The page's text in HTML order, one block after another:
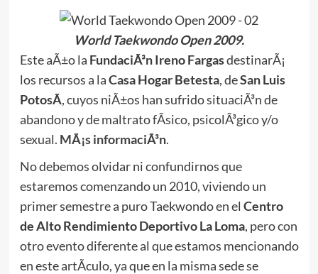
World Taekwondo Open 2009.
Este aÃ±o la FundaciÃ³n Ireno FargasdestinarÃ¡
los recursos a laCasa Hogar Betesta, deSan Luis
PotosÃ­, cuyos niÃ±os han sufrido situaciÃ³n de
abandono y de maltrato fÃ­sico, psicolÃ³gico y/o
sexual. MÃ¡s informaciÃ³n.
No debemos olvidar ni confundirnos que
estaremos comenzando un 2010, viviendo un
primer semestre a puro Taekwondo en el Centro
de Alto Rendimiento Deportivo La Loma, pero con
otro evento diferente al que estamos mencionando
en este artÃ­culo, ya que en la misma sede se